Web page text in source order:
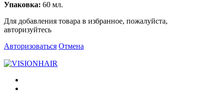
Упаковка: 60 мл.
Для добавления товара в избранное, пожалуйста,
авторизуйтесь
Авторизоваться Отмена